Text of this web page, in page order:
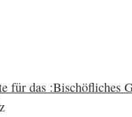
für das :Bischöfliches